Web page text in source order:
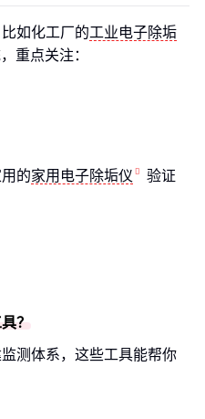
如化工厂的工业电子除垢
重点关注：
的家用电子除垢仪
验证
？
测体系，这些工具能帮你